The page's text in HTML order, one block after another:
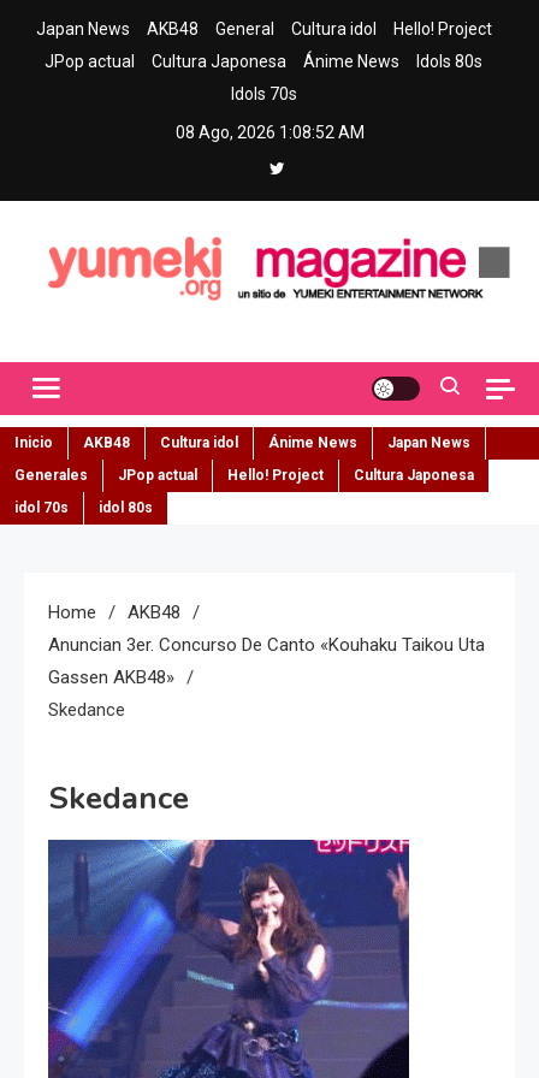
Japan News AKB48 General Cultura idol
Hello! Project
JPop actual
Cultura Japonesa Ánime News
Idols 80s
Idols 70s
08 Ago, 2026 1:08:53 AM
Inicio AKB48 Cultura idol Ánime News
Japan News
Generales
JPop actual Hello! Project
Cultura Japonesa
idol 70s
idol 80s
Home
AKB48
Anuncian 3er. Concurso De Canto «Kouhaku Taikou Uta
Gassen AKB48»
Skedance
Skedance